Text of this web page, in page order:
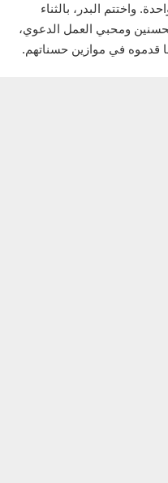
واختتم البدر، بالثناء
ومحبي العمل الدعوي،
قدموه في موازين حسناتهم.